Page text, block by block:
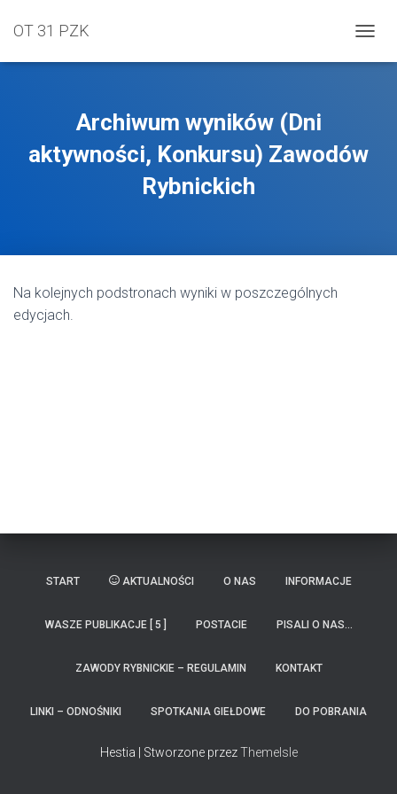
OT 31 PZK
Archiwum wyników (Dni
aktywności, Konkursu) Zawodów
Rybnickich
Na kolejnych podstronach wyniki w poszczególnych
edycjach.
START AKTUALNOŚCI O NAS INFORMACJE
WASZE PUBLIKACJE [ 5 ] POSTACIE PISALI O NAS…
ZAWODY RYBNICKIE – REGULAMIN KONTAKT
LINKI – ODNOŚNIKI SPOTKANIA GIEŁDOWE DO POBRANIA
Hestia | Stworzone przezThemeIsle